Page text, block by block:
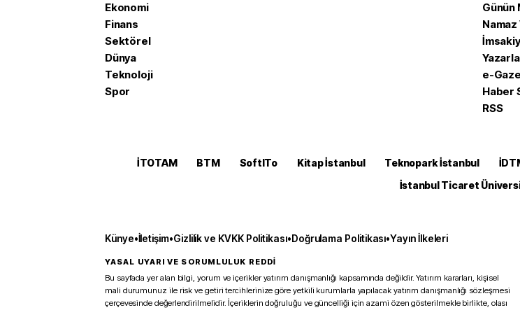
Ekonomi
Finans
Sektörel
Dünya
Teknoloji
Spor
e-
Haber
RSS
İTOTAM BTM SoftITo Kitap İstanbul Teknopark İstanbul
İstanbul Ticaret
Künye•İletişim•Gizlilik ve KVKK Politikası•Doğrulama Politikası•Yayın İlkeleri
YASAL UYARI VE SORUMLULUK REDDİ
Bu sayfada yer alan bilgi, yorum ve içerikler yatırım danışmanlığı kapsamında değildir. Yatırım kararları, kişisel
mali durumunuz ile risk ve getiri tercihlerinize göre yetkili kurumlarla yapılacak yatırım danışmanlığı sözleşmesi
çerçevesinde değerlendirilmelidir. İçeriklerin doğruluğu ve güncelliği için azami özen gösterilmekle birlikte, olası